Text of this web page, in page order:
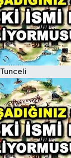
Tunceli